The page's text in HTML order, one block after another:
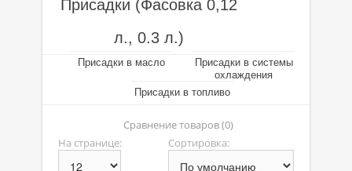
Минеральные масла
Масло с молибденом
Линейка масел Molygen
Линейка масел Top Tec
Линейка масел Special Tec
Линейка масел Optimal
Присадки (Фасовка 0,12
л., 0.3 л.)
Присадки в масло
Присадки в системы
охлаждения
Присадки в топливо
Сравнение товаров (0)
На странице:
Сортировка: